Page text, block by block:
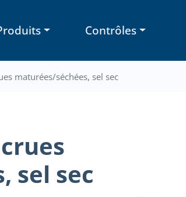
Contrôles
maturées/séchées, sel sec
sel sec